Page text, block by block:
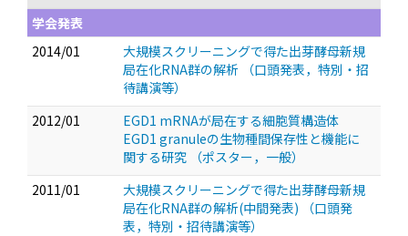
学会発表
2014/01
大規模スクリーニングで得た出芽酵母新規
局在化RNA群の解析
（口頭発表，特別・招
待講演等）
2012/01
EGD1 mRNAが局在する細胞質構造体
EGD1 granuleの生物種間保存性と機能に
関する研究
（ポスター，一般）
2011/01
大規模スクリーニングで得た出芽酵母新規
局在化RNA群の解析(中間発表)
（口頭発
表，特別・招待講演等）